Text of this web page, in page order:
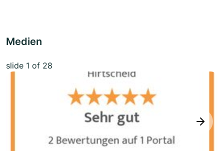
Medien
next
slide 1 of 28